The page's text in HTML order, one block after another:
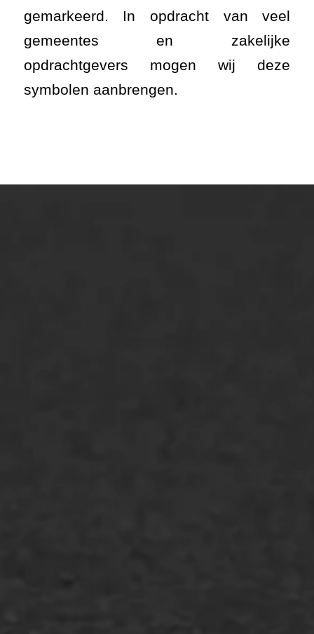
gemarkeerd. In opdracht van veel
gemeentes en zakelijke
opdrachtgevers mogen wij deze
symbolen aanbrengen.